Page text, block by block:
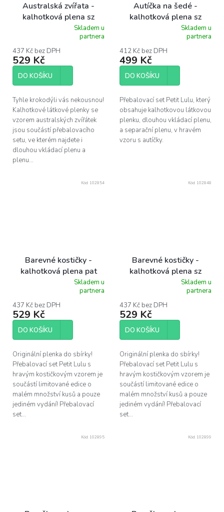
Australská zvířata -
kalhotková plena sz
produktu
je
5,0
5
Skladem u
partnera
437 Kč bez DPH
529 Kč
DO KOŠÍKU
Tyhle krokodýli vás nekousnou!
Kalhotkové látkové plenky se
vzorem australských zvířátek
jsou součástí přebalovacího
setu, ve kterém najdete i
dlouhou vkládací plenu a
plenu...
Autíčka na šedé -
kalhotková plena sz
produktu
je
5,0
5
Skladem u
partnera
412 Kč bez DPH
499 Kč
DO KOŠÍKU
Přebalovací set Petit Lulu, který
obsahuje kalhotkovou látkovou
plenku, dlouhou vkládací plenu,
a separační plenu, v hravém
vzoru s autíčky.
Barevné kostičky -
kalhotková plena pat
produktu
je
5,0
5
Skladem u
partnera
437 Kč bez DPH
529 Kč
DO KOŠÍKU
Originální plenka do sbírky!
Přebalovací set Petit Lulu s
hravým kostičkovým vzorem je
součástí limitované edice o
malém množství kusů a pouze
jediném vydání! Přebalovací
set...
Kód: 102854
Barevné kostičky -
kalhotková plena sz
produktu
je
5,0
5
Skladem u
partnera
437 Kč bez DPH
529 Kč
DO KOŠÍKU
Originální plenka do sbírky!
Přebalovací set Petit Lulu s
hravým kostičkovým vzorem je
součástí limitované edice o
malém množství kusů a pouze
jediném vydání! Přebalovací
set...
Kód: 102848
Kód: 102895 Kód: 102899